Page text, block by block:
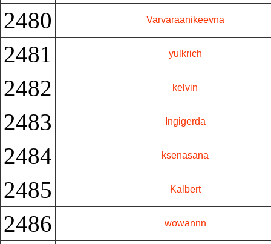
2480 Varvaraanikeevna
2481 yulkrich
2482 kelvin
2483 Ingigerda
2484 ksenasana
2485 Kalbert
2486 wowannn